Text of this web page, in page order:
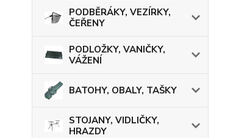
PODBĚRÁKY, VEZÍRKY,
ČEŘENY
PODLOŽKY, VANIČKY,
VÁŽENÍ
BATOHY, OBALY, TAŠKY
STOJANY, VIDLIČKY,
HRAZDY